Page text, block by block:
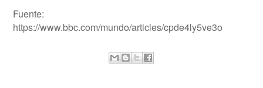
Fuente:
https://www.bbc.com/mundo/articles/cpde4ly5ve3o